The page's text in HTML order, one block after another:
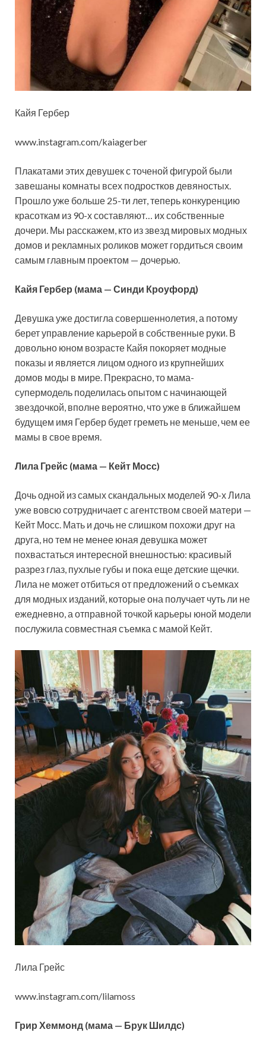
Кайя Гербер
www.instagram.com/kaiagerber
Плакатами этих девушек с точеной фигурой были
завешаны комнаты всех подростков девяностых.
Прошло уже больше 25-ти лет, теперь конкуренцию
красоткам из 90-х составляют… их собственные
дочери. Мы расскажем, кто из звезд мировых модных
домов и рекламных роликов может гордиться своим
самым главным проектом — дочерью.
Кайя Гербер (мама — Синди Кроуфорд)
Девушка уже достигла совершеннолетия, а потому
берет управление карьерой в собственные руки. В
довольно юном возрасте Кайя покоряет модные
показы и является лицом одного из крупнейших
домов моды в мире. Прекрасно, то мама-
супермодель поделилась опытом с начинающей
звездочкой, вполне вероятно, что уже в ближайшем
будущем имя Гербер будет греметь не меньше, чем ее
мамы в свое время.
Лила Грейс (мама — Кейт Мосс)
Дочь одной из самых скандальных моделей 90-х Лила
уже вовсю сотрудничает с агентством своей матери —
Кейт Мосс. Мать и дочь не слишком похожи друг на
друга, но тем не менее юная девушка может
похвастаться интересной внешностью: красивый
разрез глаз, пухлые губы и пока еще детские щечки.
Лила не может отбиться от предложений о съемках
для модных изданий, которые она получает чуть ли не
ежедневно, а отправной точкой карьеры юной модели
послужила совместная съемка с мамой Кейт.
Лила Грейс
www.instagram.com/lilamoss
Грир Хеммонд (мама — Брук Шилдс)